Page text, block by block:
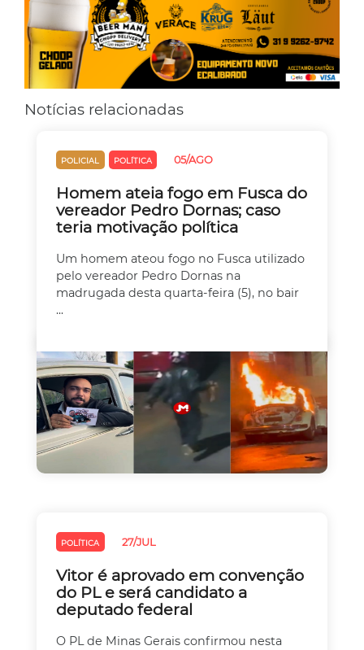
Notícias relacionadas
POLICIAL POLÍTICA 05/AGO
Homem ateia fogo em Fusca do
vereador Pedro Dornas; caso
teria motivação política
Um homem ateou fogo no Fusca utilizado
pelo vereador Pedro Dornas na
madrugada desta quarta-feira (5), no bair
...
POLÍTICA 27/JUL
Vitor é aprovado em convenção
do PL e será candidato a
deputado federal
O PL de Minas Gerais confirmou nesta